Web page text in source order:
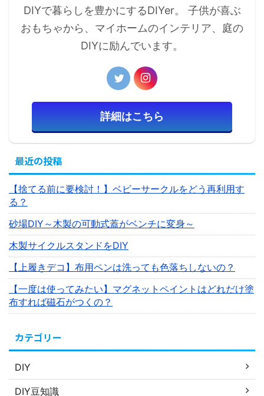
DIYで暮らしを豊かにするDIYer。 子供が喜ぶ
おもちゃから、マイホームのインテリア、庭の
DIYに励んでいます。
詳細はこちら
最近の投稿
【捨てる前に要検討！】ベビーサークルをどう再利用す
る？
砂場DIY～木製の可動式蓋がベンチに変身～
木製サイクルスタンドをDIY
【上履きデコ】布用ペンは洗っても色落ちしないの？
【一度は使ってみたい】マグネットペイントはどれだけ塗
布すれば磁石がつくの？
カテゴリー
DIY
DIY豆知識